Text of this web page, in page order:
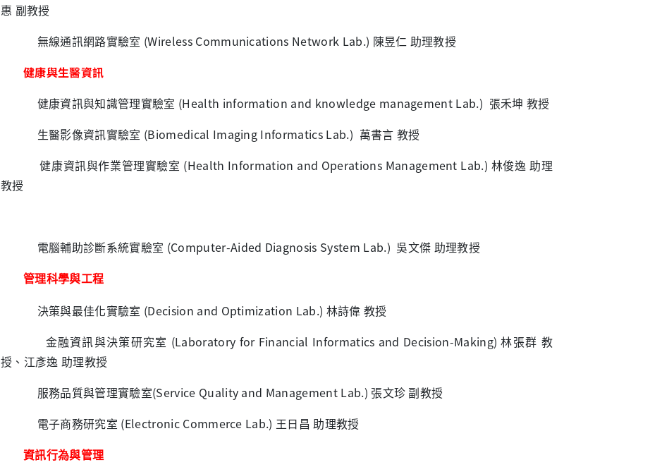
惠 副教授
無線通訊網路實驗室 (Wireless Communications Network Lab.) 陳昱仁 助理教授
健康與生醫資訊
健康資訊與知識管理實驗室 (Health information and knowledge management Lab.) 張禾坤 教授
生醫影像資訊實驗室 (Biomedical Imaging Informatics Lab.) 萬書言 教授
健康資訊與作業管理實驗室 (Health Information and Operations Management Lab.) 林俊逸 助理
教授
電腦輔助診斷系統實驗室 (Computer-Aided Diagnosis System Lab.) 吳文傑 助理教授
管理科學與工程
決策與最佳化實驗室 (Decision and Optimization Lab.) 林詩偉 教授
金融資訊與決策研究室 (Laboratory for Financial Informatics and Decision-Making) 林張群 教
授、江彥逸 助理教授
服務品質與管理實驗室(Service Quality and Management Lab.) 張文珍 副教授
電子商務研究室 (Electronic Commerce Lab.) 王日昌 助理教授
資訊行為與管理